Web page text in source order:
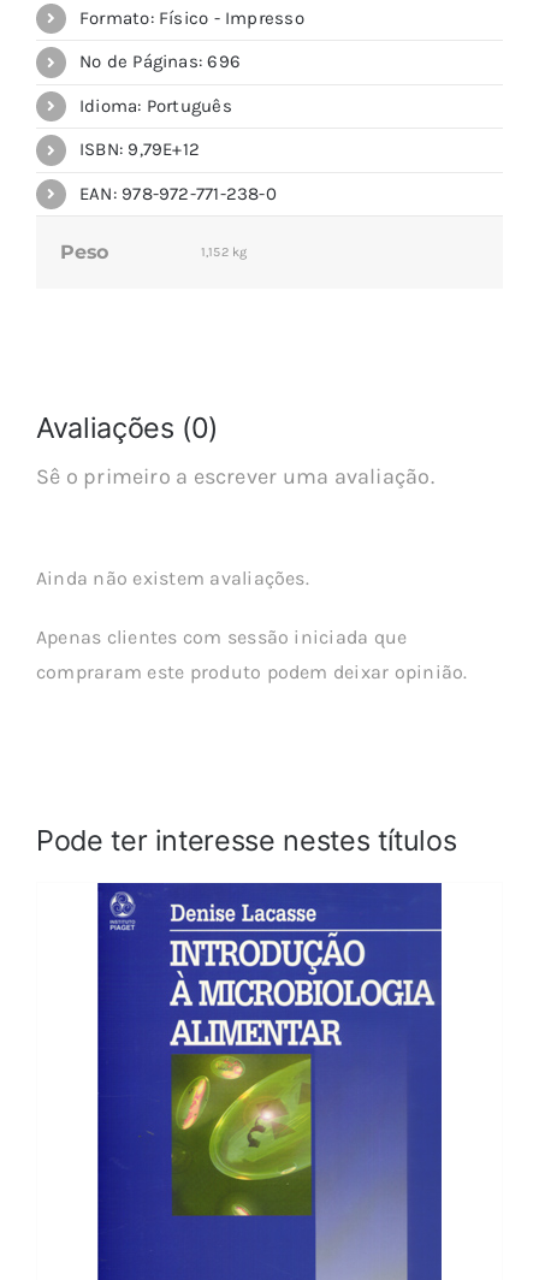
Formato: Físico - Impresso
Nº de Páginas: 696
Idioma: Português
ISBN: 9,79E+12
EAN: 978-972-771-238-0
Peso 1,152 kg
Avaliações (0)
Sê o primeiro a escrever uma avaliação.
Ainda não existem avaliações.
Apenas clientes com sessão iniciada que
compraram este produto podem deixar opinião.
Pode ter interesse nestes títulos